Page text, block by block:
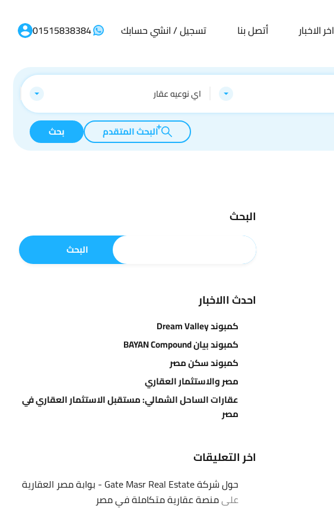
اخر الاخبار أتصل بنا تسجيل / انشي حسابك 01515838384
اي نوعيه عقار
البحث المتقدم بحث
البحث
البحث
احدث االاخبار
كمبوند Dream Valley
كمبوند بيان BAYAN Compound
كمبوند سكن مصر
مصر والاستثمار العقاري
عقارات الساحل الشمالي: مستقبل الاستثمار العقاري في
مصر
اخر التعليقات
حول شركة Gate Masr Real Estate - بوابة مصر العقارية
علىمنصة عقارية متكاملة في مصر